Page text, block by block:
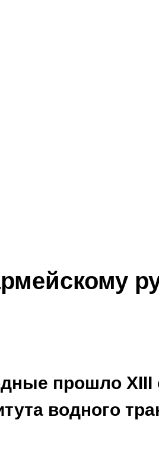
прошло XIII
водного